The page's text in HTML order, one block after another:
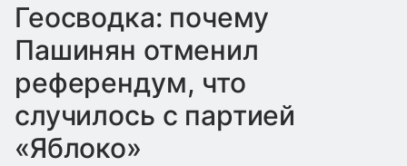
Геосводка: почему
Пашинян отменил
референдум, что
случилось с партией
«Яблоко»